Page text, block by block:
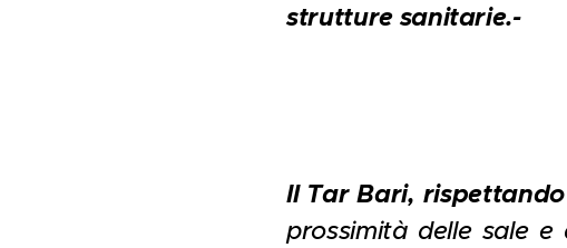
strutture sanitarie.-
Il Tar Bari,
prossimità delle sale